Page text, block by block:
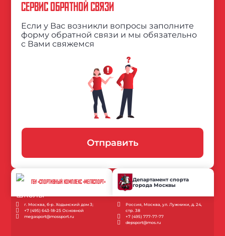
СЕРВИС ОБРАТНОЙ СВЯЗИ
Если у Вас возникли вопросы заполните
форму обратной связи и мы обязательно
с Вами свяжемся
Отправить
ГБУ «СПОРТИВНЫЙ КОМПЛЕКС «МЕГАСПОРТ»
г. Москва, б-р. Ходынский дом 3;
+7 (495) 643-18-25 Основной
megasport@mossport.ru
Департамент спорта
города Москвы
Россия, Москва, ул. Лужники, д. 24,
стр. 38
+7 (495) 777-77-77
depsport@mos.ru